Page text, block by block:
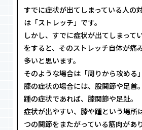
すでに症状が出てしまっている人の
は「ストレッチ」です。
しかし、すでに症状が出てしまって
をすると、そのストレッチ自体が痛
多いと思います。
そのような場合は「周りから攻める
膝の症状の場合には、股関節や足首。
踵の症状であれば、膝関節や足趾。
症状が出やすい、膝や踵という場所
つの関節をまたがっている筋肉があり